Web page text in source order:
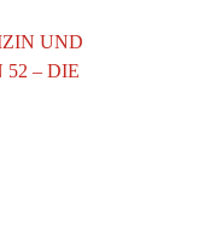
UND
52 – DIE